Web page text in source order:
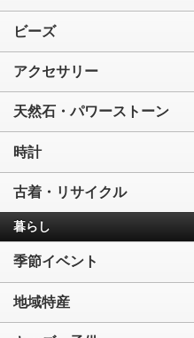
ビーズ
アクセサリー
天然石・パワーストーン
時計
古着・リサイクル
暮らし
季節イベント
地域特産